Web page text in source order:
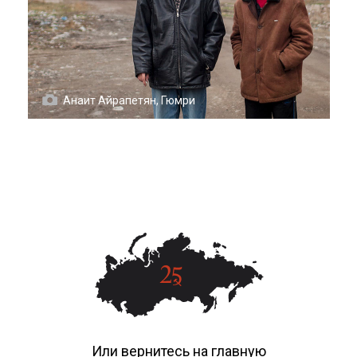
Анаит Айрапетян, Гюмри
Или вернитесь на главную